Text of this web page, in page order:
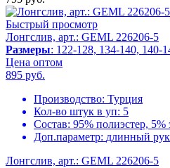
Быстрый просмотр
Лонгслив, арт.: GEML 226206-5
Размеры: 122-128, 134-140, 140-
Цена оптом
895 руб.
Производство: Турция
Кол-во штук в уп: 5
Состав: 95% полиэстер, 5%
Доп.параметр: длинный
Лонгслив, арт.: GEML 226206-5